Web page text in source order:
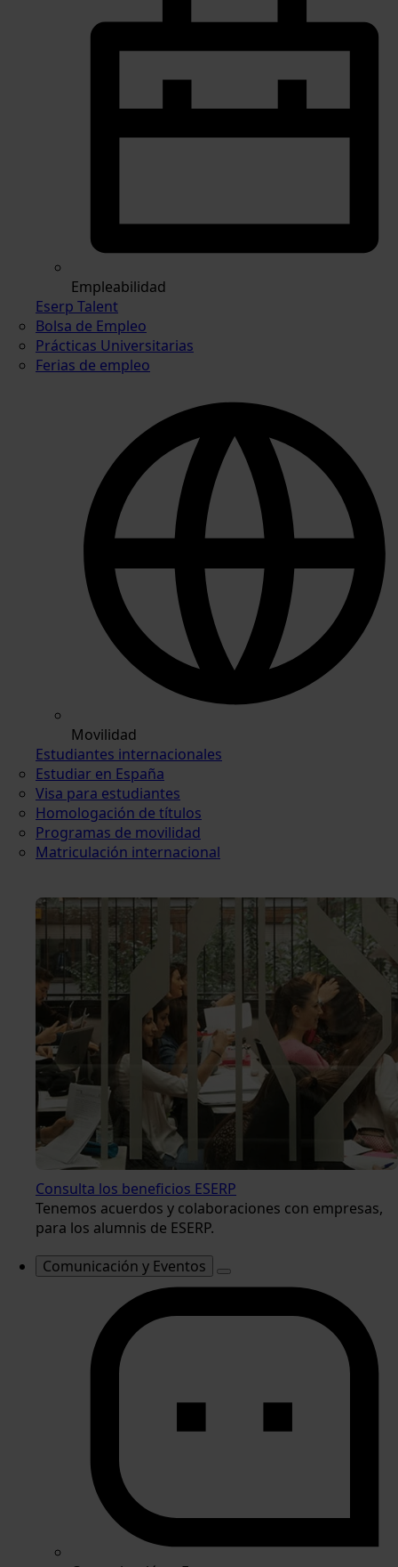
Empleabilidad
Eserp Talent
Bolsa de Empleo
Prácticas Universitarias
Ferias de empleo
Movilidad
Estudiantes internacionales
Estudiar en España
Visa para estudiantes
Homologación de títulos
Programas de movilidad
Matriculación internacional
Consulta los beneficios ESERP
Tenemos acuerdos y colaboraciones con empresas,
para los alumnis de ESERP.
Comunicación y Eventos